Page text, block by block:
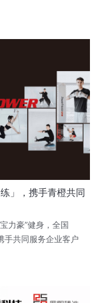
」，携手青橙共同
力豪”健身，全国
手共同服务企业客户